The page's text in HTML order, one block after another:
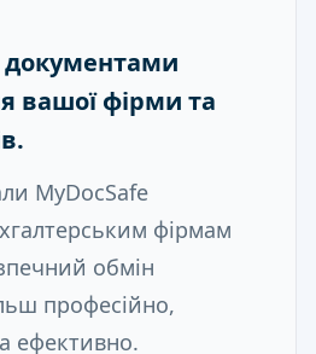
документами
вашої фірми та
MyDocSafe
фірмам
обмін
професійно,
ефективно.